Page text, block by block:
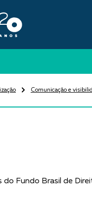
Comunicação e
do Fundo Brasil de